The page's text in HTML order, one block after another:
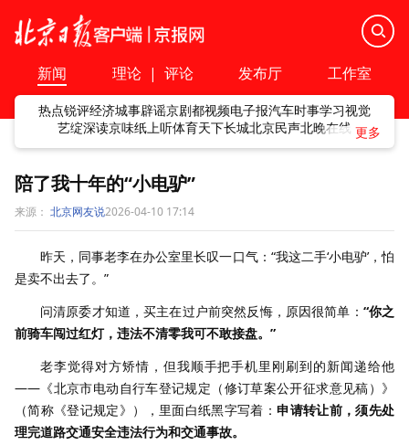
新闻 理论 | 评论 发布厅 工作室
热点锐评经济城事辟谣京剧都视频电子报汽车时事学习视觉
艺绽深读京味纸上听体育天下长城北京民声北晚在线
陪了我十年的“小电驴”
来源： 北京网友说2026-04-10 17:14
昨天，同事老李在办公室里长叹一口气：“我这二手‘小电驴’，怕
是卖不出去了。”
问清原委才知道，买主在过户前突然反悔，原因很简单： “你之
前骑车闯过红灯，违法不清零我可不敢接盘。”
老李觉得对方矫情，但我顺手把手机里刚刷到的新闻递给他
——《北京市电动自行车登记规定（修订草案公开征求意见稿）》
（简称《登记规定》），里面白纸黑字写着：申请转让前，须先处
理完道路交通安全违法行为和交通事故。